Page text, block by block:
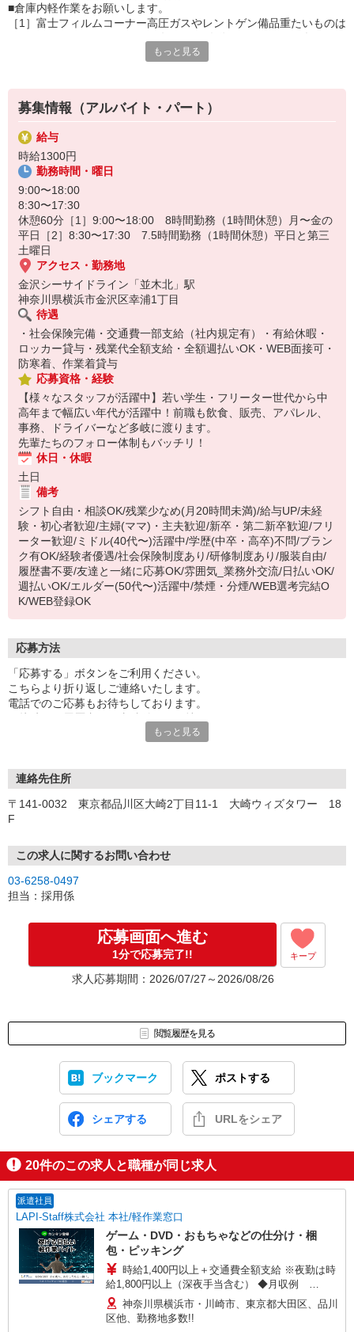
■倉庫内軽作業をお願いします。
［1］富士フィルムコーナー高圧ガスやレントゲン備品重たいものは
そこまで大変じゃないとのこと。
【職場環境_年齢層】
30代/40代/50代
もっと見る
募集情報（アルバイト・パート）
給与
時給1300円
勤務時間・曜日
9:00〜18:00
8:30〜17:30
休憩60分［1］9:00〜18:00 8時間勤務（1時間休憩）月〜金の
平日［2］8:30〜17:30 7.5時間勤務（1時間休憩）平日と第三
土曜日
アクセス・勤務地
金沢シーサイドライン「並木北」駅
神奈川県横浜市金沢区幸浦1丁目
待遇
・社会保険完備・交通費一部支給（社内規定有）・有給休暇・
ロッカー貸与・残業代全額支給・全額週払いOK・WEB面接可・
防寒着、作業着貸与
応募資格・経験
【様々なスタッフが活躍中】若い学生・フリーター世代から中
高年まで幅広い年代が活躍中！前職も飲食、販売、アパレル、
事務、ドライバーなど多岐に渡ります。
先輩たちのフォロー体制もバッチリ！
休日・休暇
土日
備考
シフト自由・相談OK/残業少なめ(月20時間未満)/給与UP/未経
験・初心者歓迎/主婦(ママ)・主夫歓迎/新卒・第二新卒歓迎/フリ
ーター歓迎/ミドル(40代〜)活躍中/学歴(中卒・高卒)不問/ブラン
ク有OK/経験者優遇/社会保険制度あり/研修制度あり/服装自由/
履歴書不要/友達と一緒に応募OK/雰囲気_業務外交流/日払いOK/
週払いOK/エルダー(50代〜)活躍中/禁煙・分煙/WEB選考完結O
K/WEB登録OK
応募方法
「応募する」ボタンをご利用ください。
こちらより折り返しご連絡いたします。
電話でのご応募もお待ちしております。
もっと見る
連絡先住所
〒141-0032 東京都品川区大崎2丁目11-1 大崎ウィズタワー 18
F
この求人に関するお問い合わせ
03-6258-0497
担当：採用係
応募画面へ進む
1分で応募完了!! キープ
求人応募期間：2026/07/27～2026/08/26
閲覧履歴を見る
ブックマーク ポストする
シェアする URLをシェア
20件のこの求人と職種が同じ求人
派遣社員
LAPI-Staff株式会社 本社/軽作業窓口
ゲーム・DVD・おもちゃなどの仕分け・梱
包・ピッキング
時給1,400円以上＋交通費全額支給 ※夜勤は時
給1,800円以上（深夜手当含む） ◆月収例
246,400円 （日勤シフト10時〜19時 週5日勤務の
場合） 時給1,400円×8h×22日勤務 ◆月収例
316,800円 （夜勤シフト 21時〜翌6時 週5日勤務の
神奈川県横浜市・川崎市、東京都大田区、品川
区他、勤務地多数!!